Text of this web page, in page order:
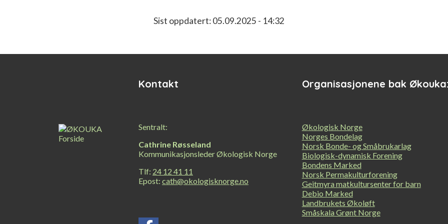
Relatert
Sist oppdatert: 05.09.2025 - 14:32
Kontakt
Sentralt:
Cathrine Røsseland
Kommunikasjonsleder Økologisk Norge
Tlf: 24 12 41 11
Epost: cath@okologisknorge.no
Organisasjonene bak
Økologisk Norge
Norges Bondelag
Norsk Bonde- og Småbrukarlag
Biologisk-dynamisk Forening
Bondens Marked
Norsk Permakulturforening
Geitmyra matkultursenter for barn
Debio Marked
Landbrukets Økoløft
Småskala Grønt Norge